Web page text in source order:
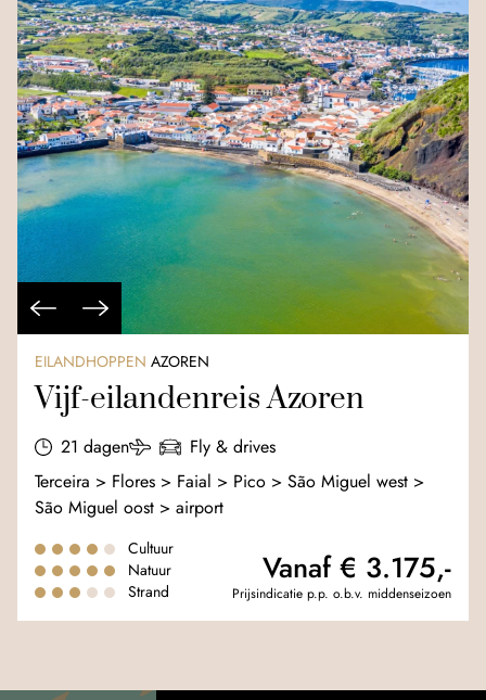
EILANDHOPPEN AZOREN
Vijf-eilandenreis Azoren
21 dagen
Fly & drives
Terceira > Flores > Faial > Pico > São Miguel west >
São Miguel oost > airport
Cultuur
Natuur
Strand
Vanaf € 3.175,-
Prijsindicatie p.p. o.b.v. middenseizoen